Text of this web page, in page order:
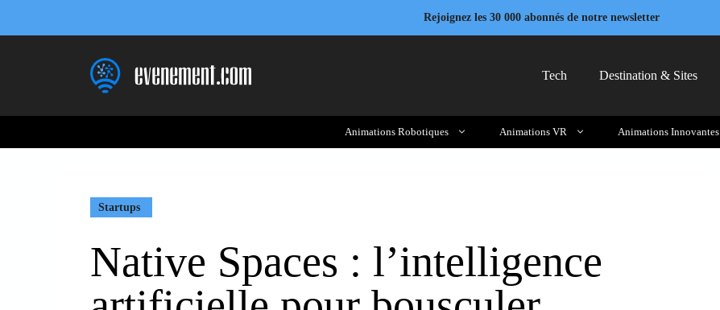
Rejoignez les 30 000 abonnés de notre newsletter
Tech Destination & Sites
Animations Robotiques Animations VR Animations Innovantes
Startups
Native Spaces : l’intelligence